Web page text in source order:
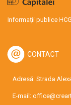
Informații publice
CONTACT
Adresă: Strada
E-mail: